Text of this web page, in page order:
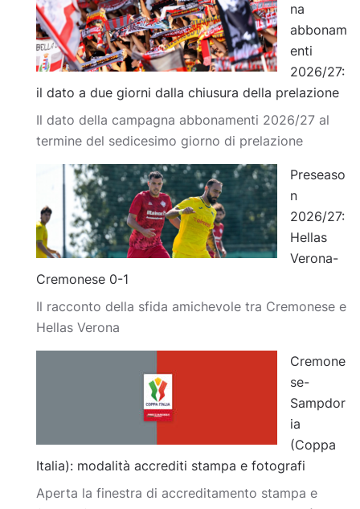
na
abbonam
enti
2026/27:
il dato a due giorni dalla chiusura della prelazione
Il dato della campagna abbonamenti 2026/27 al
termine del sedicesimo giorno di prelazione
Preseaso
n
2026/27:
Hellas
Verona-
Cremonese 0-1
Il racconto della sfida amichevole tra Cremonese e
Hellas Verona
Cremone
se-
Sampdor
ia
(Coppa
Italia): modalità accrediti stampa e fotografi
Aperta la finestra di accreditamento stampa e